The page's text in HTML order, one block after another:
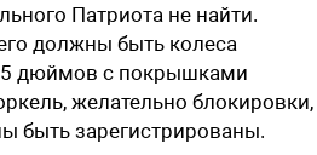
Патриота не найти.
должны быть колеса
дюймов с покрышками
желательно блокировки,
быть зарегистрированы.